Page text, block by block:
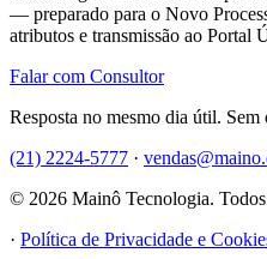
— preparado para o Novo
atributos e transmissão ao Portal
Falar com Consultor
Resposta no mesmo dia útil. Sem
(21) 2224-5777 ·
© 2026 Mainô Tecnologia. Todos
· Política de Privacidade e